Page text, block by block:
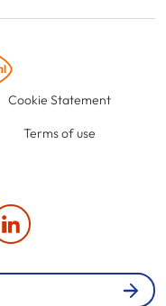
Cookie Statement
Terms of use